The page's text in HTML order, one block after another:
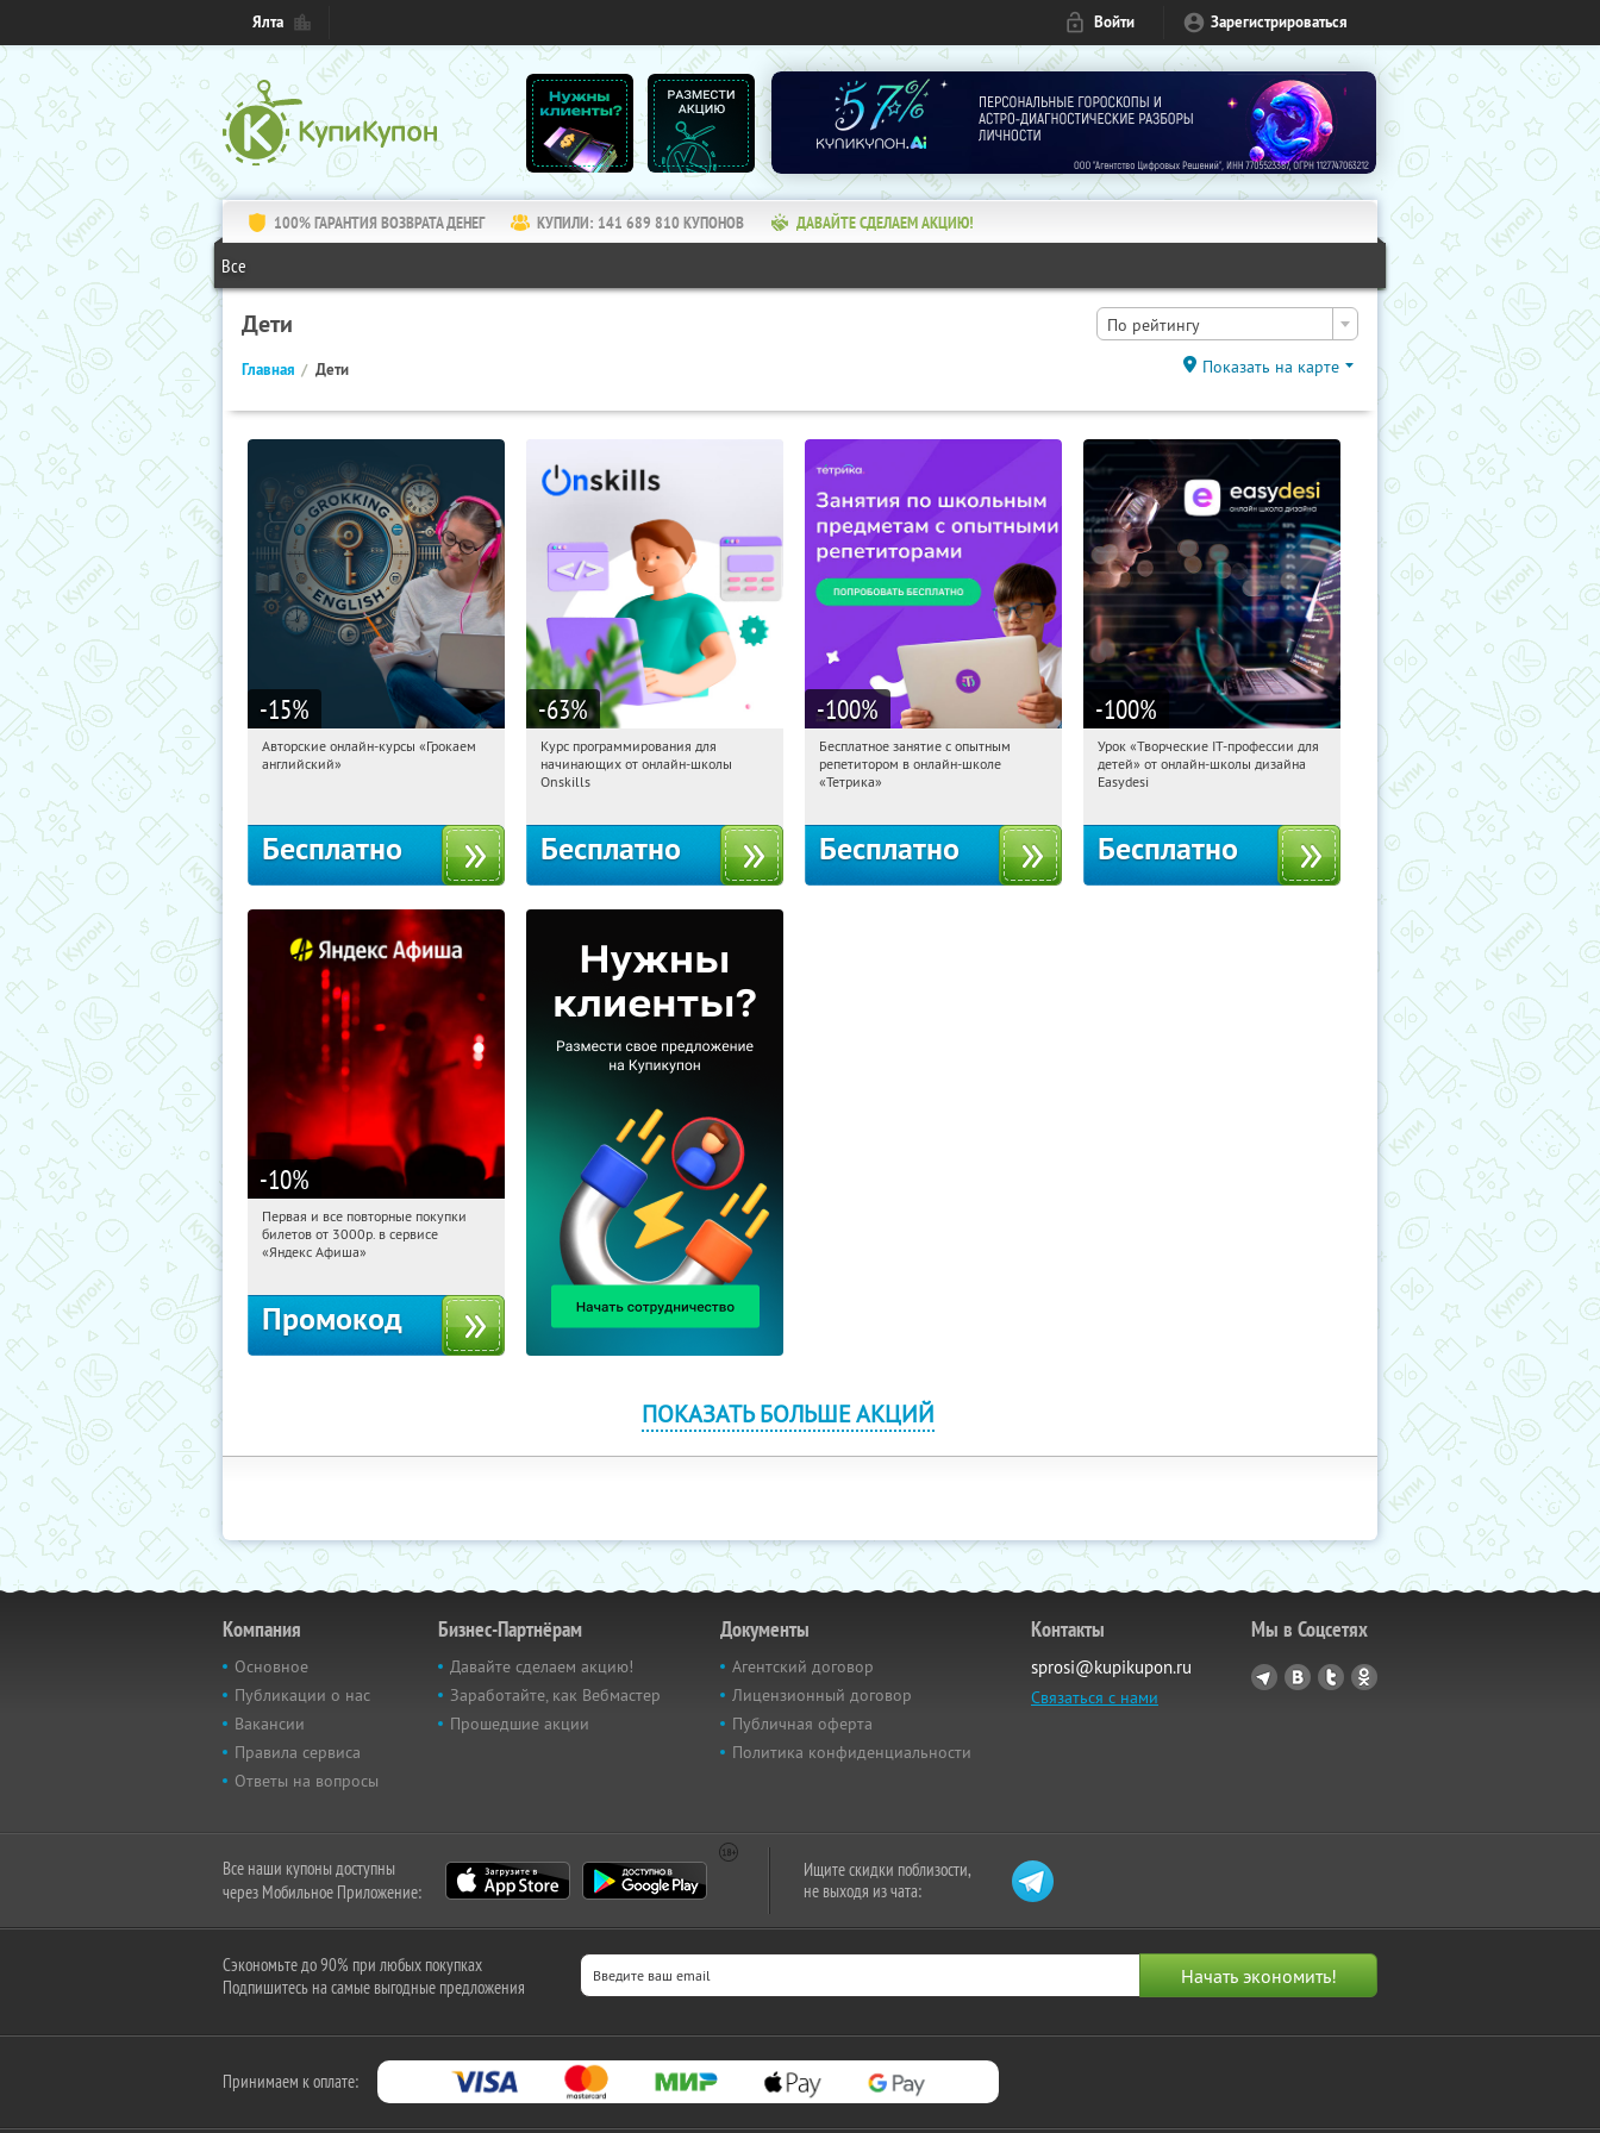
Ялта Войти Зарегистрироваться
100% ГАРАНТИЯ ВОЗВРАТА ДЕНЕГ КУПИЛИ: 141 689 810КУПОНОВ ДАВАЙТЕ СДЕЛАЕМ АКЦИЮ!
Все
Дети По рейтингу
Главная Дети Показать на карте
-15%
18:08:28 Получили:
Авторские онлайн-курсы «Грокаем
английский»
Бесплатно
-63%
18:08:28 Получили:
Россия
Курс программирования для
начинающих от онлайн-школы
Onskills
Бесплатно
-100%
18:08:28 Получили:
Москва, Россия
Бесплатное занятие с опытным
репетитором в онлайн-школе
«Тетрика»
Бесплатно
-100%
18:08:28 Получили:53
Россия
Урок «Творческие IT-профессии для
детей» от онлайн-школы дизайна
Easydesi
Бесплатно
-10%
18:08:28 Получили:
Россия
Первая и все повторные покупки
билетов от 3000р. в сервисе
«Яндекс Афиша»
Промокод
ПОКАЗАТЬ БОЛЬШЕ АКЦИЙ
Компания
Основное
Публикации о нас
Вакансии
Правила сервиса
Ответы на вопросы
Бизнес-Партнёрам
Давайте сделаем акцию!
Заработайте, как Вебмастер
Прошедшие акции
Документы
Агентский договор
Лицензионный договор
Публичная оферта
Политика конфиденциальности
Контакты
sprosi@kupikupon.ru
Связаться с нами
Мы в Соцсетях
Все наши купоны доступны
через Мобильное Приложение:
Ищите скидки поблизости,
не выходя из чата:
Сэкономьте до 90% при любых покупках
Подпишитесь на самые выгодные предложения
Принимаем к оплате: